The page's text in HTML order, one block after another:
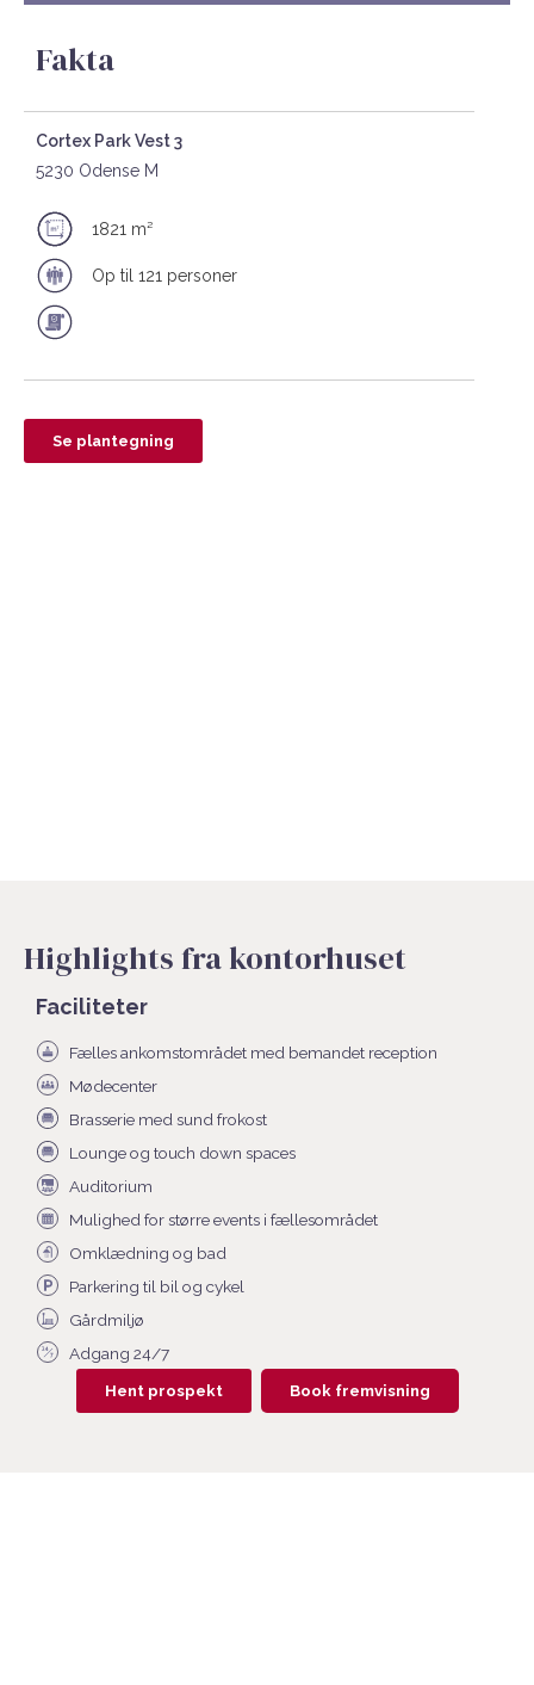
Fakta
Cortex Park Vest 3
5230 Odense M
1821 m²
Op til 121 personer
Se plantegning
Highlights fra kontorhuset
Faciliteter
Fælles ankomstområdet med bemandet reception
Mødecenter
Brasserie med sund frokost
Lounge og touch down spaces
Auditorium
Mulighed for større events i fællesområdet
Omklædning og bad
Parkering til bil og cykel
Gårdmiljø
Adgang 24/7
Hent prospekt Book fremvisning